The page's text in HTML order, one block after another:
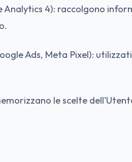
Analytics 4): raccolgono
Ads, Meta Pixel):
le scelte